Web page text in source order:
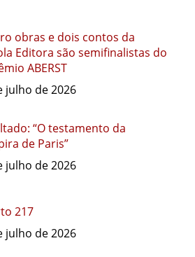
obras e dois contos da
Editora são semifinalistas do
ABERST
julho de 2026
“O testamento da
de Paris”
julho de 2026
217
julho de 2026